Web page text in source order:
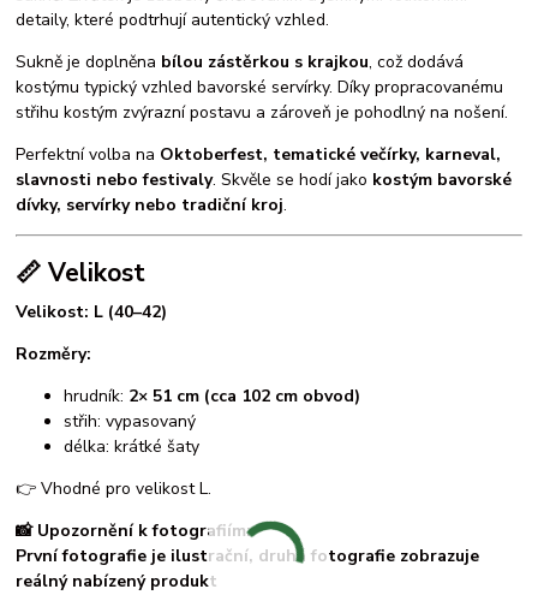
detaily, které podtrhují autentický vzhled.
Sukně je doplněna bílou zástěrkou s krajkou, což dodává
kostýmu typický vzhled bavorské servírky. Díky propracovanému
střihu kostým zvýrazní postavu a zároveň je pohodlný na nošení.
Perfektní volba na Oktoberfest, tematické večírky, karneval,
slavnosti nebo festivaly. Skvěle se hodí jako kostým bavorské
dívky, servírky nebo tradiční kroj.
📏 Velikost
Velikost: L (40–42)
Rozměry:
hrudník: 2× 51 cm (cca 102 cm obvod)
střih: vypasovaný
délka: krátké šaty
👉 Vhodné pro velikost L.
📸 Upozornění k fotografiím:
První fotografie je ilustrační, druhá fotografie zobrazuje
reálný nabízený produkt